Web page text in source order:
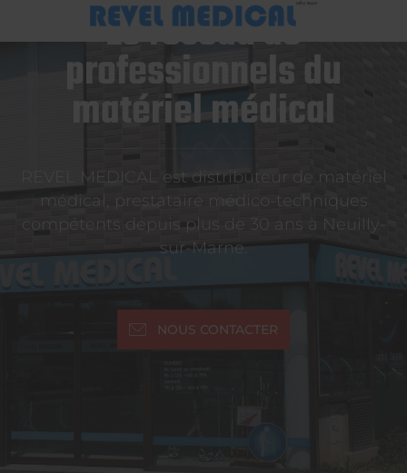
Le réseau de
professionnels du
matériel médical
REVEL MEDICAL est distributeur de matériel
médical, prestataire médico-techniques
compétents depuis plus de 30 ans à Neuilly-
sur-Marne.
NOUS CONTACTER